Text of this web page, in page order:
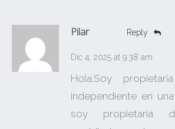
Pilar Reply
Dic 4, 2025 at 9:38 am
Hola.Soy
independiente en
soy propietaria